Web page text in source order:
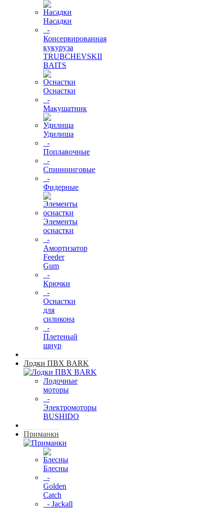
Насадки
-
Консервированная
кукуруза
TRUBCHEVSKII
BAITS
Оснастки
-
Макушатник
Удилища
-
Поплавочные
-
Спиннинговые
-
Фидерные
Элементы
оснастки
-
Амортизатор
Feeder
Gum
-
Крючки
-
Оснастки
для
силикона
-
Плетеный
шнур
Лодки ПВХ BARK
Лодочные
моторы
-
Электромоторы
BUSHIDO
Приманки
Блесны
-
Golden
Catch
- Jackall